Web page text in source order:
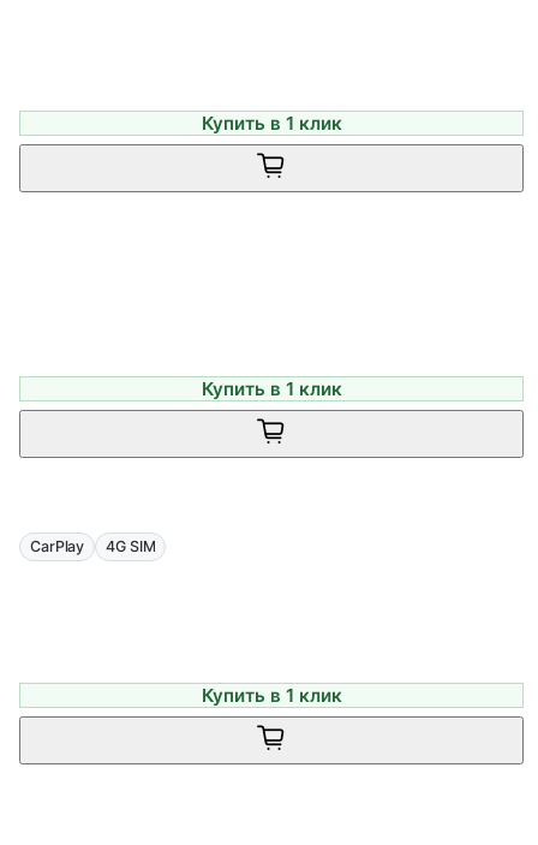
Купить в 1 клик
Купить в 1 клик
CarPlay 4G SIM
Купить в 1 клик